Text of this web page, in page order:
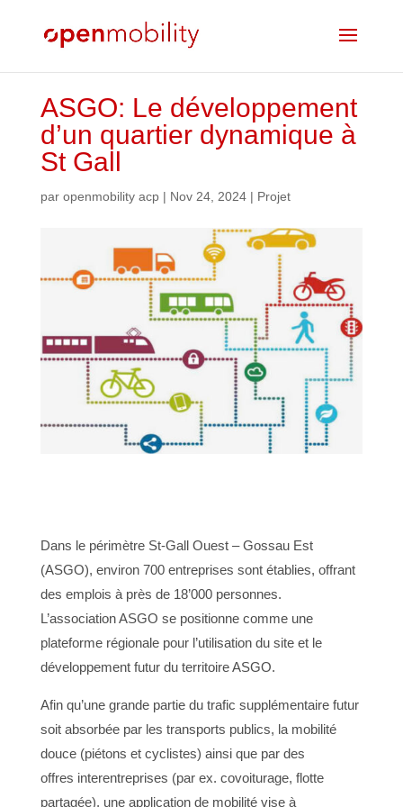
ASGO: Le développement
d’un quartier dynamique à
St Gall
par openmobility acp| Nov 24, 2024| Projet
Dans le périmètre St-Gall Ouest – Gossau Est
(ASGO), environ 700 entreprises sont établies, offrant
des emplois à près de 18’000 personnes.
L’association ASGO se positionne comme une
plateforme régionale pour l’utilisation du site et le
développement futur du territoire ASGO.
Afin qu’une grande partie du trafic supplémentaire futur
soit absorbée par les transports publics, la mobilité
douce (piétons et cyclistes) ainsi que par des
offres interentreprises (par ex. covoiturage, flotte
partagée), une application de mobilité vise à